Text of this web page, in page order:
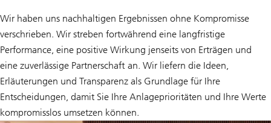
Wir haben uns nachhaltigen Ergebnissen ohne Kompromisse
verschrieben. Wir streben fortwährend eine langfristige
Performance, eine positive Wirkung jenseits von Erträgen und
eine zuverlässige Partnerschaft an. Wir liefern die Ideen,
Erläuterungen und Transparenz als Grundlage für Ihre
Entscheidungen, damit Sie Ihre Anlageprioritäten und Ihre Werte
kompromisslos umsetzen können.